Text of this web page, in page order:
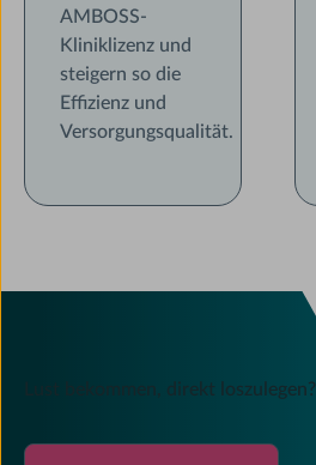
AMBOSS-
Kliniklizenz und
steigern so die
Effizienz und
Versorgungsqualität.
Lust bekommen, direkt loszulegen?